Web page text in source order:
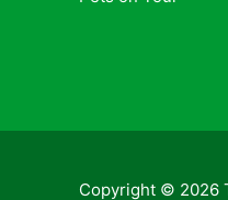
Copyright © 2026